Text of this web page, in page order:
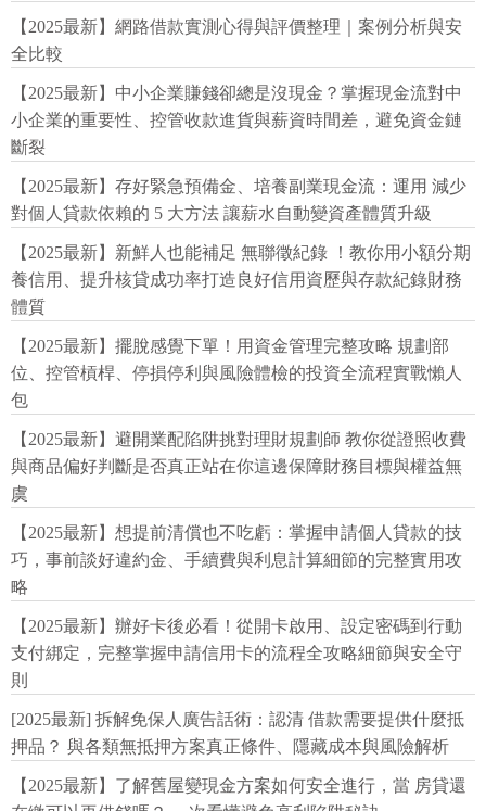
【2025最新】網路借款實測心得與評價整理｜案例分析與安
全比較
【2025最新】中小企業賺錢卻總是沒現金？掌握現金流對中
小企業的重要性、控管收款進貨與薪資時間差，避免資金鏈
斷裂
【2025最新】存好緊急預備金、培養副業現金流：運用 減少
對個人貸款依賴的 5 大方法 讓薪水自動變資產體質升級
【2025最新】新鮮人也能補足 無聯徵紀錄 ！教你用小額分期
養信用、提升核貸成功率打造良好信用資歷與存款紀錄財務
體質
【2025最新】擺脫感覺下單！用資金管理完整攻略 規劃部
位、控管槓桿、停損停利與風險體檢的投資全流程實戰懶人
包
【2025最新】避開業配陷阱挑對理財規劃師 教你從證照收費
與商品偏好判斷是否真正站在你這邊保障財務目標與權益無
虞
【2025最新】想提前清償也不吃虧：掌握申請個人貸款的技
巧，事前談好違約金、手續費與利息計算細節的完整實用攻
略
【2025最新】辦好卡後必看！從開卡啟用、設定密碼到行動
支付綁定，完整掌握申請信用卡的流程全攻略細節與安全守
則
[2025最新] 拆解免保人廣告話術：認清 借款需要提供什麼抵
押品？ 與各類無抵押方案真正條件、隱藏成本與風險解析
【2025最新】了解舊屋變現金方案如何安全進行，當 房貸還